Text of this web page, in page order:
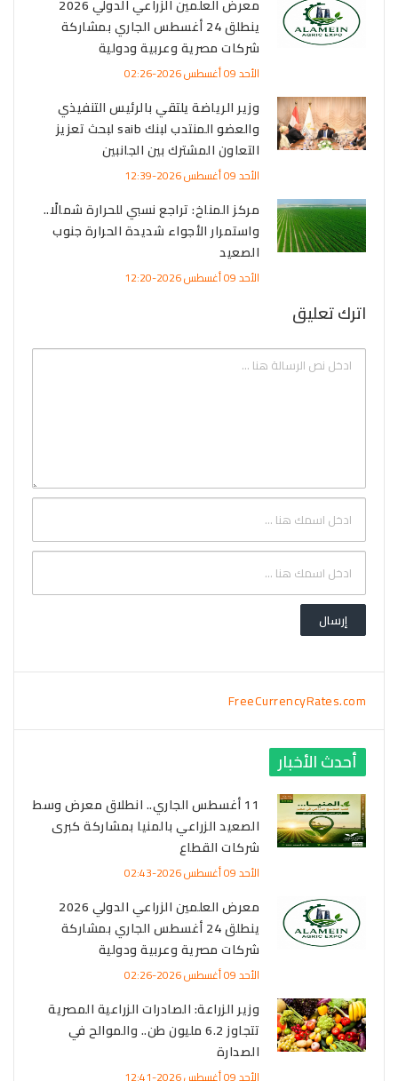
معرض العلمين الزراعي الدولي 2026
ينطلق 24 أغسطس الجاري بمشاركة
شركات مصرية وعربية ودولية
الأحد 09 أغسطس 2026-02:26
وزير الرياضة يلتقي بالرئيس التنفيذي
والعضو المنتدب لبنك saib لبحث تعزيز
التعاون المشترك بين الجانبين
الأحد 09 أغسطس 2026-12:39
مركز المناخ: تراجع نسبي للحرارة شمالًا..
واستمرار الأجواء شديدة الحرارة جنوب
الصعيد
الأحد 09 أغسطس 2026-12:20
اترك تعليق
FreeCurrencyRates.com
أحدث الأخبار
11 أغسطس الجاري.. انطلاق معرض وسط
الصعيد الزراعي بالمنيا بمشاركة كبرى
شركات القطاع
الأحد 09 أغسطس 2026-02:43
معرض العلمين الزراعي الدولي 2026
ينطلق 24 أغسطس الجاري بمشاركة
شركات مصرية وعربية ودولية
الأحد 09 أغسطس 2026-02:26
وزير الزراعة: الصادرات الزراعية المصرية
تتجاوز 6.2 مليون طن.. والموالح في
الصدارة
الأحد 09 أغسطس 2026-12:41